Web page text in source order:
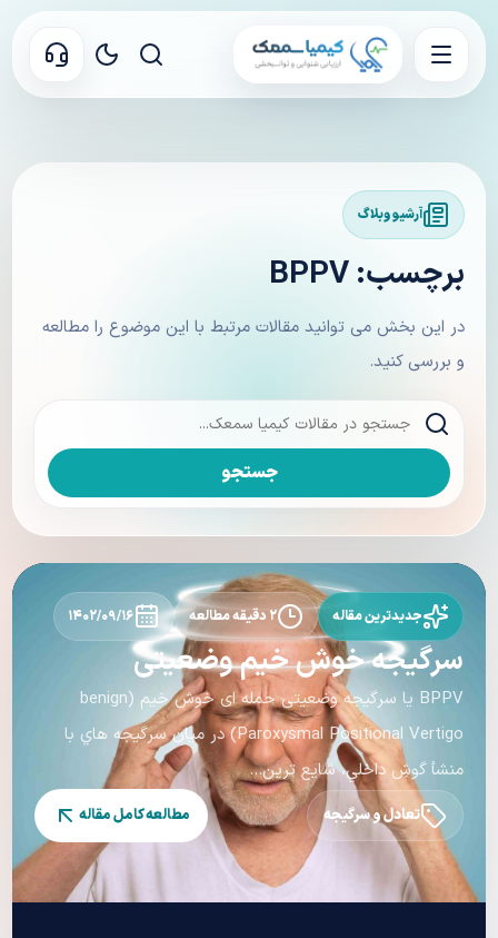
آرشیو وبلاگ
برچسب: BPPV
در این بخش می توانید مقالات مرتبط با این موضوع را مطالعه
و بررسی کنید.
جستجو
جدیدترین مقاله ۲ دقیقه مطالعه ۱۴۰۲/۰۹/۱۶
سرگيجه خوش خیم وضعیتی
BPPV يا سرگيجه وضعيتی حمله ای خوش خيم (benign
Paroxysmal Positional Vertigo) در ميان سرگيجه هاي با
منشأ گوشِ داخلي، شايع ترين...
تعادل و سرگیجه مطالعه کامل مقاله